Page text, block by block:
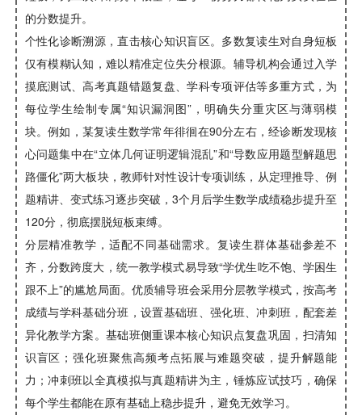
的分数提升。
个性化诊断溯源，直击核心知识盲区。多数复读生对自身短板
仅有模糊认知，难以精准定位失分根源。辅导机构会通过入学
摸底测试、高考真题错题复盘、学科专项评估等多重方式，为
每位学生绘制专属“知识漏洞图”，明确失分重灾区与薄弱模
块。例如，某复读生数学常年徘徊在90分左右，经诊断发现核
心问题集中在“立体几何证明逻辑混乱”和“导数应用题型解题思
路僵化”两大板块，教师针对性设计专项训练，从定理推导、例
题精讲、变式练习逐步突破，3个月后学生数学成绩稳步提升至
120分，彻底摆脱短板束缚。
分层精准教学，适配不同基础需求。复读生群体基础参差不
齐，分数跨度大，统一教学模式易导致“学优生吃不饱、学困生
跟不上”的尴尬局面。优质辅导班会采用分层教学模式，按高考
成绩与学科基础分班，设置基础班、强化班、冲刺班，配套差
异化教学方案。基础班侧重课本核心知识点复盘巩固，扫清知
识盲区；强化班聚焦高频考点拓展与难题突破，提升解题能
力；冲刺班以全真模拟与真题精讲为主，锤炼应试技巧，确保
每个学生都能在原有基础上稳步提升，避免无效学习。